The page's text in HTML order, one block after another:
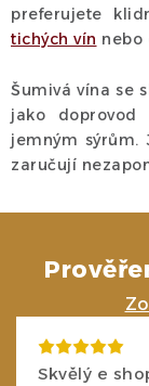
preferujete
tichých vín nebo
Šumivá vína se
jako doprovod
jemným sýrům.
zaručují
Skvělý e